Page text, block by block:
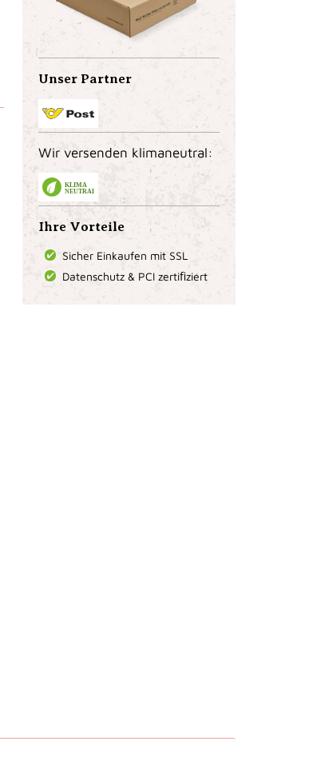
Unser Partner
Wir versenden klimaneutral:
KLIMA
NEUTRAL
Ihre Vorteile
Sicher Einkaufen mit SSL
Datenschutz & PCI zertiﬁziert